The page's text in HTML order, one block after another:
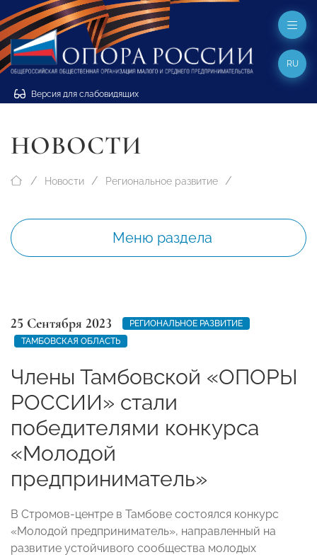
Версия для слабовидящих
RU
НОВОСТИ
Новости Региональное развитие
Меню раздела
25 Сентября 2023
РЕГИОНАЛЬНОЕ РАЗВИТИЕ
ТАМБОВСКАЯ ОБЛАСТЬ
Члены Тамбовской «ОПОРЫ
РОССИИ» стали
победителями конкурса
«Молодой
предприниматель»
В Стромов-центре в Тамбове состоялся конкурс
«Молодой предприниматель», направленный на
развитие устойчивого сообщества молодых